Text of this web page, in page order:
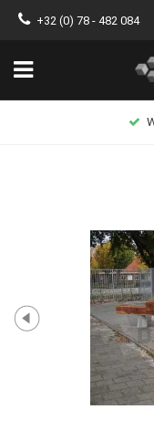
+32 (0) 78 - 482 084